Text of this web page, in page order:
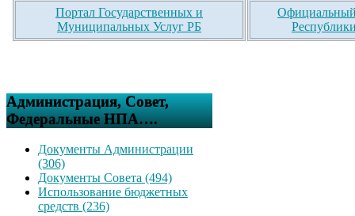
Портал Государственных и
Муниципальных Услуг РБ
Официальный
Администрация, Совет,
Федеральные НПА….
Документы Администрации
(306)
Документы Совета (494)
Использование бюджетных
средств (236)